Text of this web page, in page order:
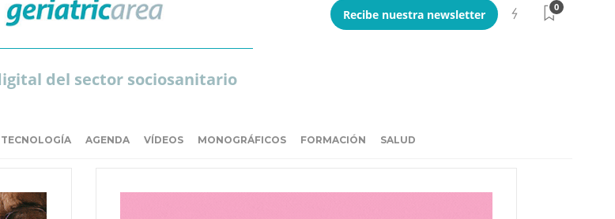
del sector sociosanitario
Recibe nuestra newsletter
0
TECNOLOGÍA AGENDA VÍDEOS MONOGRÁFICOS FORMACIÓN SALUD